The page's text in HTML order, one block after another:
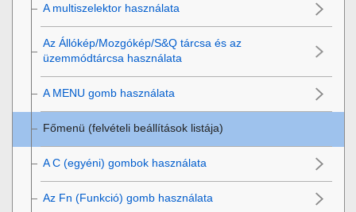
A multiszelektor használata
Az Állókép/Mozgókép/S&Q tárcsa és az
üzemmódtárcsa használata
A MENU gomb használata
Főmenü (felvételi beállítások listája)
A C (egyéni) gombok használata
Az Fn (Funkció) gomb használata